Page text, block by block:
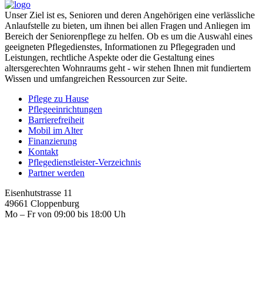
Unser Ziel ist es, Senioren und deren Angehörigen eine verlässliche
Anlaufstelle zu bieten, um ihnen bei allen Fragen und Anliegen im
Bereich der Seniorenpflege zu helfen. Ob es um die Auswahl eines
geeigneten Pflegedienstes, Informationen zu Pflegegraden und
Leistungen, rechtliche Aspekte oder die Gestaltung eines
altersgerechten Wohnraums geht - wir stehen Ihnen mit fundiertem
Wissen und umfangreichen Ressourcen zur Seite.
Pflege zu Hause
Pflegeeinrichtungen
Barrierefreiheit
Mobil im Alter
Finanzierung
Kontakt
Pflegedienstleister-Verzeichnis
Partner werden
Eisenhutstrasse 11
49661 Cloppenburg
Mo – Fr von 09:00 bis 18:00 Uh